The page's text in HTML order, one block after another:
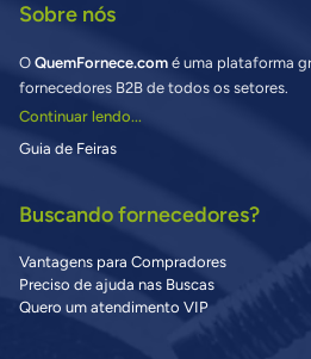
Sobre nós
O QuemFornece.com é uma plataforma
fornecedores B2B de todos os setores.
Continuar lendo...
Guia de Feiras
Buscando fornecedores?
Vantagens para Compradores
Preciso de ajuda nas Buscas
Quero um atendimento VIP